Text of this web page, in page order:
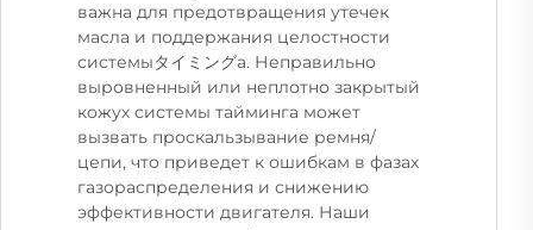
важна для предотвращения утечек
масла и поддержания целостности
системыタイミングа. Неправильно
выровненный или неплотно закрытый
кожух системы тайминга может
вызвать проскальзывание ремня/
цепи, что приведет к ошибкам в фазах
газораспределения и снижению
эффективности двигателя. Наши